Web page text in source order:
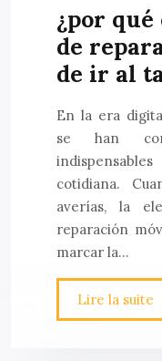
¿por
de
de ir al
En la era
se han
cotidiana.
averías, la
reparación
marcar la…
Lire la suite